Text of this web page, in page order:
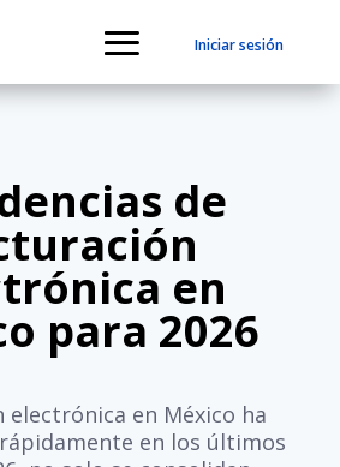
Iniciar sesión
de
en
para 2026
electrónica en México ha
en los últimos